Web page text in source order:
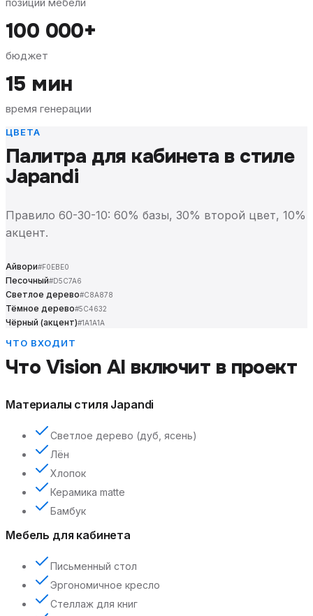
100 000+
бюджет
15 мин
время генерации
ЦВЕТА
Палитра для кабинета в стиле
Japandi
Правило 60-30-10: 60% базы, 30% второй цвет, 10%
акцент.
Айвори#F0EBE0
Песочный#D5C7A6
Светлое дерево#C8A878
Тёмное дерево#5C4632
Чёрный (акцент)#1A1A1A
ЧТО ВХОДИТ
Что Vision AI включит в проект
Материалы стиля Japandi
Светлое дерево (дуб, ясень)
Лён
Хлопок
Керамика matte
Бамбук
Мебель для кабинета
Письменный стол
Эргономичное кресло
Стеллаж для книг